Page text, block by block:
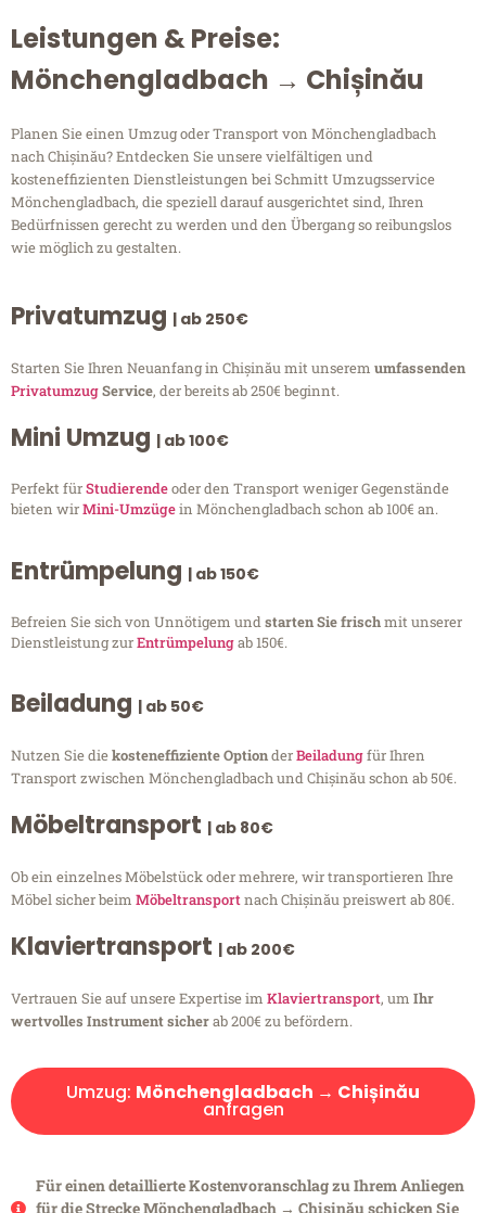
Leistungen & Preise:
Mönchengladbach → Chișinău
Planen Sie einen Umzug oder Transport von Mönchengladbach
nach Chișinău? Entdecken Sie unsere vielfältigen und
kosteneffizienten Dienstleistungen bei Schmitt Umzugsservice
Mönchengladbach, die speziell darauf ausgerichtet sind, Ihren
Bedürfnissen gerecht zu werden und den Übergang so reibungslos
wie möglich zu gestalten.
Privatumzug | ab 250€
Starten Sie Ihren Neuanfang in Chișinău mit unserem umfassenden
PrivatumzugService, der bereits ab 250€ beginnt.
Mini Umzug | ab 100€
Perfekt fürStudierendeoder den Transport weniger Gegenstände
bieten wirMini-Umzügein Mönchengladbach schon ab 100€ an.
Entrümpelung | ab 150€
Befreien Sie sich von Unnötigem undstarten Sie frischmit unserer
Dienstleistung zurEntrümpelungab 150€.
Beiladung | ab 50€
Nutzen Sie diekosteneffiziente OptionderBeiladungfür Ihren
Transport zwischen Mönchengladbach und Chișinău schon ab 50€.
Möbeltransport | ab 80€
Ob ein einzelnes Möbelstück oder mehrere, wir transportieren Ihre
Möbel sicher beim Möbeltransportnach Chișinău preiswert ab 80€.
Klaviertransport | ab 200€
Vertrauen Sie auf unsere Expertise im Klaviertransport, um Ihr
wertvolles Instrument sicherab 200€ zu befördern.
Umzug: Mönchengladbach → Chișinău
anfragen
Für einen detaillierte Kostenvoranschlag zu Ihrem Anliegen
für die Strecke Mönchengladbach → Chișinău schicken Sie